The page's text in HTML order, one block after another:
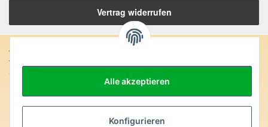
Alle akzeptieren
Konfigurieren
Vertrag widerrufen
Anschrift:
SteinZeitOase
Uhlandstr. 7
D-75391 Gechingen